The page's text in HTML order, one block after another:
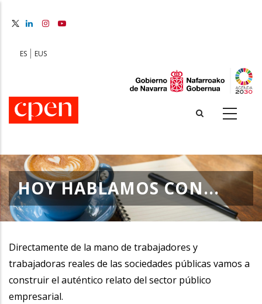
content
ES EUS
HOY HABLAMOS CON...
Directamente de la mano de trabajadores y
trabajadoras reales de las sociedades públicas vamos a
construir el auténtico relato del sector público
empresarial.